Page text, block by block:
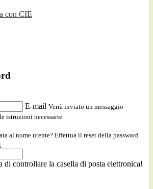
con CIE
E-mail Verrà inviato un messaggio
istruzioni necessarie.
al nome utente? Effettua il reset della password
di controllare la casella di posta elettronica!